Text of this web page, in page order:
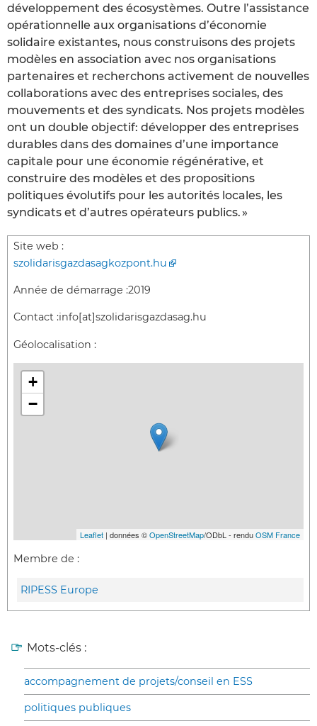
développement des écosystèmes. Outre l’assistance
opérationnelle aux organisations d’économie
solidaire existantes, nous construisons des projets
modèles en association avec nos organisations
partenaires et recherchons activement de nouvelles
collaborations avec des entreprises sociales, des
mouvements et des syndicats. Nos projets modèles
ont un double objectif: développer des entreprises
durables dans des domaines d’une importance
capitale pour une économie régénérative, et
construire des modèles et des propositions
politiques évolutifs pour les autorités locales, les
syndicats et d’autres opérateurs publics. »
Site web :
szolidarisgazdasagkozpont.hu
Année de démarrage :2019
Contact :info[at]szolidarisgazdasag.hu
Géolocalisation :
+
−
Leaflet | données ©OpenStreetMap/ODbL - renduOSM France
Membre de :
RIPESS Europe
Mots-clés :
accompagnement de projets/conseil en ESS
politiques publiques